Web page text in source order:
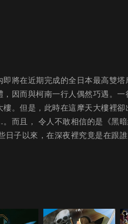
將在近期完成的全日本最高雙塔
因而與柯南一行人偶然巧遇。
。但是，此時在這摩天大樓裡卻
而且， 令人不敢相信的是《黑
日子以來，在深夜裡究竟是在跟